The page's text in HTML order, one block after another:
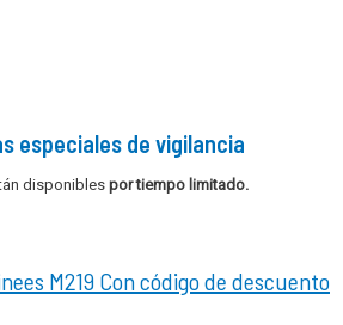
especiales de vigilancia
disponibles por tiempo limitado.
M219 Con código de descuento